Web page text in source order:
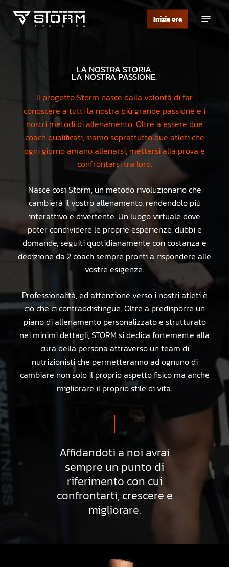
Inizia ora
Menu
LA NOSTRASTORIA.
LANOSTRAPASSIONE.
Il progetto Storm nasce dalla volontà di far
conoscere a tutti la nostra più grande passione e i
nostri metodi di allenamento. Oltre a essere due
coach qualificati, siamo soprattutto due atleti che
ogni giorno amano allenarsi, mettersi alla prova e
confrontarsi tra loro.
Nasce così Storm, un metodo rivoluzionario che
cambierà il vostro allenamento, rendendolo più
interattivo e divertente. Un luogo virtuale dove
poter condividere le proprie esperienze, dubbi e
domande, seguiti quotidianamente con costanza e
dedizione da 2 coach sempre pronti a rispondere alle
vostre esigenze.
Professionalità, ed attenzione verso i nostri atleti è
ciò che ci contraddistingue. Oltre a predisporre un
piano di allenamento personalizzato e strutturato
nei minimi dettagli, STORM si dedica fortemente alla
cura della persona attraverso un team di
nutrizionisti che permetteranno ad ognuno di
cambiare non solo il proprio aspetto fisico ma anche
migliorare il proprio stile di vita.
Affidandoti a noi avrai
sempre un punto di
riferimento con cui
confrontarti, crescere e
migliorare.